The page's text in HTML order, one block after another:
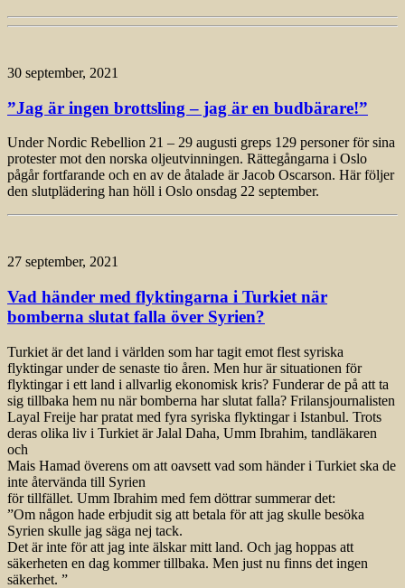
30 september, 2021
”Jag är ingen brottsling – jag är en budbärare!”
Under Nordic Rebellion 21 – 29 augusti greps 129 personer för sina
protester mot den norska oljeutvinningen. Rättegångarna i Oslo
pågår fortfarande och en av de åtalade är Jacob Oscarson. Här följer
den slutplädering han höll i Oslo onsdag 22 september.
27 september, 2021
Vad händer med flyktingarna i Turkiet när
bomberna slutat falla över Syrien?
Turkiet är det land i världen som har tagit emot flest syriska
flyktingar under de senaste tio åren. Men hur är situationen för
flyktingar i ett land i allvarlig ekonomisk kris? Funderar de på att ta
sig tillbaka hem nu när bomberna har slutat falla? Frilansjournalisten
Layal Freije har pratat med fyra syriska flyktingar i Istanbul. Trots
deras olika liv i Turkiet är Jalal Daha, Umm Ibrahim, tandläkaren
och
Mais Hamad överens om att oavsett vad som händer i Turkiet ska de
inte återvända till Syrien
för tillfället. Umm Ibrahim med fem döttrar summerar det:
”Om någon hade erbjudit sig att betala för att jag skulle besöka
Syrien skulle jag säga nej tack.
Det är inte för att jag inte älskar mitt land. Och jag hoppas att
säkerheten en dag kommer tillbaka. Men just nu finns det ingen
säkerhet. ”